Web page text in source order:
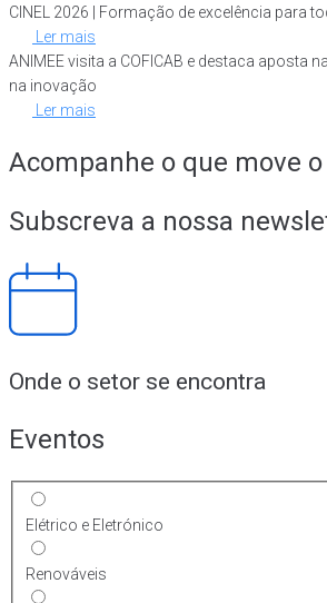
CINEL 2026 | Formação de excelência para
Ler mais
ANIMEE visita a COFICAB e destaca aposta
na inovação
Ler mais
Acompanhe o que move
Subscreva a nossa
Onde o setor se encontra
Eventos
Elétrico e Eletrónico
Renováveis